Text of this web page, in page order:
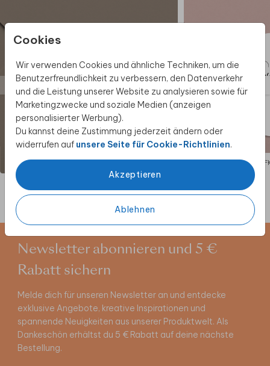
Cookies
Wir verwenden Cookies und ähnliche Techniken, um die
Benutzerfreundlichkeit zu verbessern, den Datenverkehr
und die Leistung unserer Website zu analysieren sowie für
Marketingzwecke und soziale Medien (anzeigen
personalisierter Werbung).
Du kannst deine Zustimmung jederzeit ändern oder
widerrufen auf unsere Seite für Cookie-Richtlinien.
Akzeptieren
Ablehnen
Newsletter abonnieren und 5 €
Rabatt sichern
Melde dich für unseren Newsletter an und entdecke
exklusive Angebote, kreative Inspirationen und
spannende Neuigkeiten aus unserer Produktwelt. Als
Dankeschön erhältst du 5 € Rabatt auf deine nächste
Bestellung.